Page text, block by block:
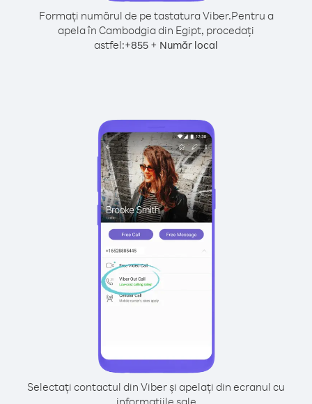
Formați numărul de pe tastatura Viber.Pentru a
apela în Cambodgia din Egipt, procedați
astfel:+855 + Număr local
Selectați contactul din Viber și apelați din ecranul cu
informațiile sale